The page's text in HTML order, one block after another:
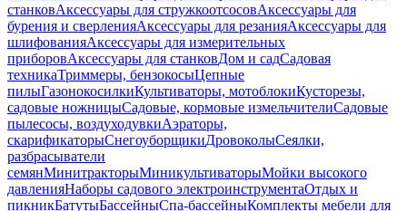
станковАксессуары для стружкоотсосовАксессуары для
бурения и сверленияАксессуары для резанияАксессуары для
шлифованияАксессуары для измерительных
приборовАксессуары для станковДом и садСадовая
техникаТриммеры, бензокосыЦепные
пилыГазонокосилкиКультиваторы, мотоблокиКусторезы,
садовые ножницыСадовые, кормовые измельчителиСадовые
пылесосы, воздуходувкиАэраторы,
скарификаторыСнегоуборщикиДровоколыСеялки,
разбрасыватели
семянМинитракторыМиникультиваторыМойки высокого
давленияНаборы садового электроинструментаОтдых и
пикникБатутыБассейныСпа-бассейныКомплекты мебели для